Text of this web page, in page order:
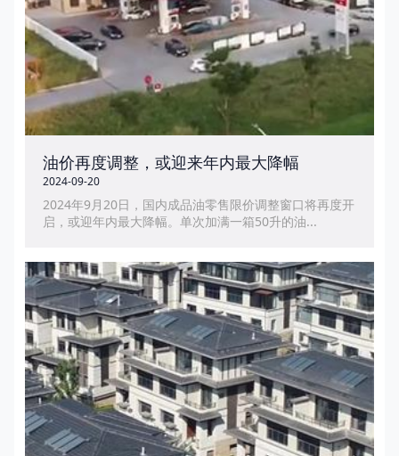
油价再度调整，或迎来年内最大降幅
2024-09-20
2024年9月20日，国内成品油零售限价调整窗口将再度开
启，或迎年内最大降幅。单次加满一箱50升的油...